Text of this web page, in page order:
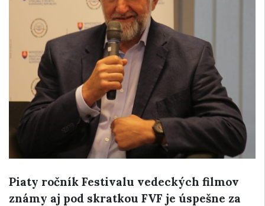
Piaty ročník Festivalu vedeckých filmov
známy aj pod skratkou FVF je úspešne za